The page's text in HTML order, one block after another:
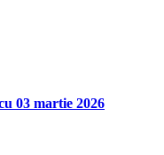
03 martie 2026